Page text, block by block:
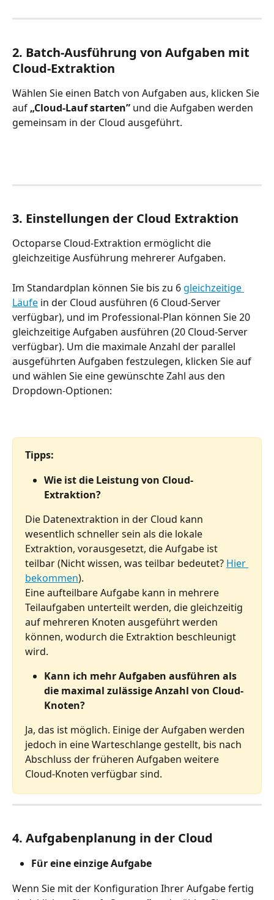
2. Batch-Ausführung von Aufgaben mit
Cloud-Extraktion
Wählen Sie einen Batch von Aufgaben aus, klicken Sie
auf „Cloud-Lauf starten” und die Aufgaben werden
gemeinsam in der Cloud ausgeführt.
3. Einstellungen der Cloud Extraktion
Octoparse Cloud-Extraktion ermöglicht die
gleichzeitige Ausführung mehrerer Aufgaben.
Im Standardplan können Sie bis zu 6 gleichzeitige
Läufe in der Cloud ausführen (6 Cloud-Server
verfügbar), und im Professional-Plan können Sie 20
gleichzeitige Aufgaben ausführen (20 Cloud-Server
verfügbar). Um die maximale Anzahl der parallel
ausgeführten Aufgaben festzulegen, klicken Sie auf
und wählen Sie eine gewünschte Zahl aus den
Dropdown-Optionen:
Tipps:
Wie ist die Leistung von Cloud-
Extraktion?
Die Datenextraktion in der Cloud kann
wesentlich schneller sein als die lokale
Extraktion, vorausgesetzt, die Aufgabe ist
teilbar (Nicht wissen, was teilbar bedeutet? Hier
bekommen).
Eine aufteilbare Aufgabe kann in mehrere
Teilaufgaben unterteilt werden, die gleichzeitig
auf mehreren Knoten ausgeführt werden
können, wodurch die Extraktion beschleunigt
wird.
Kann ich mehr Aufgaben ausführen als
die maximal zulässige Anzahl von Cloud-
Knoten?
Ja, das ist möglich. Einige der Aufgaben werden
jedoch in eine Warteschlange gestellt, bis nach
Abschluss der früheren Aufgaben weitere
Cloud-Knoten verfügbar sind.
4. Aufgabenplanung in der Cloud
Für eine einzige Aufgabe
Wenn Sie mit der Konfiguration Ihrer Aufgabe fertig